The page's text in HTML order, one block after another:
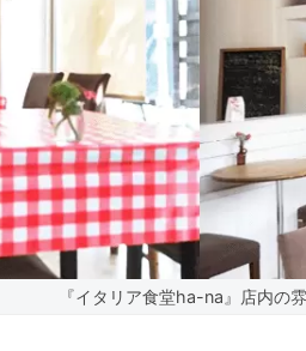
『イタリア食堂ha-na』店内の